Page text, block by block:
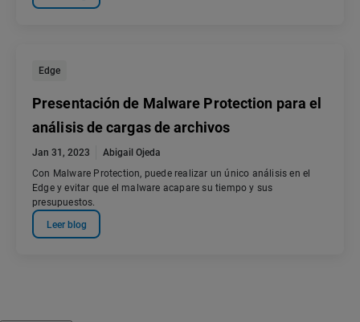
Edge
Presentación de Malware Protection para el
análisis de cargas de archivos
Jan 31, 2023
Abigail Ojeda
Con Malware Protection, puede realizar un único análisis en el
Edge y evitar que el malware acapare su tiempo y sus
presupuestos.
Leer blog